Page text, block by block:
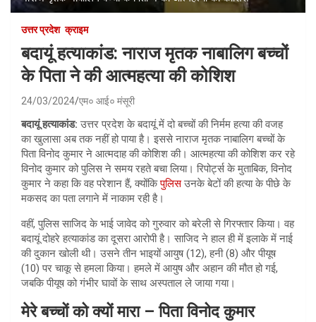
उत्तर प्रदेश क्राइम
बदायूं हत्याकांड: नाराज मृतक नाबालिग बच्चों
के पिता ने की आत्महत्या की कोशिश
24/03/2024 एम० आई० मंसूरी
बदायूं हत्याकांड: उत्तर प्रदेश के बदायूं में दो बच्चों की निर्मम हत्या की वजह
का खुलासा अब तक नहीं हो पाया है। इससे नाराज मृतक नाबालिग बच्चों के
पिता विनोद कुमार ने आत्मदाह की कोशिश की। आत्महत्या की कोशिश कर रहे
विनोद कुमार को पुलिस ने समय रहते बचा लिया। रिपोर्ट्स के मुताबिक, विनोद
कुमार ने कहा कि वह परेशान हैं, क्योंकिपुलिसउनके बेटों की हत्या के पीछे के
मकसद का पता लगाने में नाकाम रही है।
वहीं, पुलिस साजिद के भाई जावेद को गुरुवार को बरेली से गिरफ्तार किया। वह
बदायूं दोहरे हत्याकांड का दूसरा आरोपी है। साजिद ने हाल ही में इलाके में नाई
की दुकान खोली थी। उसने तीन भाइयों आयुष (12), हनी (8) और पीयूष
(10) पर चाकू से हमला किया। हमले में आयुष और अहान की मौत हो गई,
जबकि पीयूष को गंभीर घावों के साथ अस्पताल ले जाया गया।
मेरे बच्चों को क्यों मारा – पिता विनोद कुमार